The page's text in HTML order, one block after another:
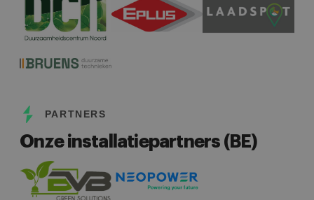
PARTNERS
Onze installatiepartners (BE)